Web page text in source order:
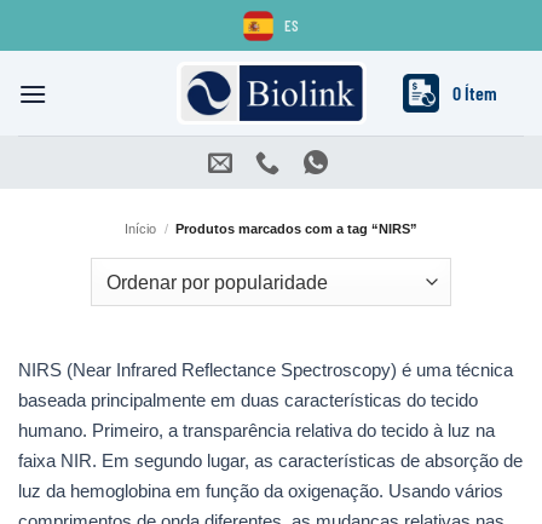
ES
0 Ítem
Início / Produtos marcados com a tag “NIRS”
NIRS (Near Infrared Reflectance Spectroscopy) é uma técnica
baseada principalmente em duas características do tecido
humano. Primeiro, a transparência relativa do tecido à luz na
faixa NIR. Em segundo lugar, as características de absorção de
luz da hemoglobina em função da oxigenação. Usando vários